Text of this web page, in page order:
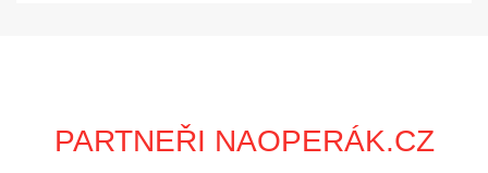
PARTNEŘI NAOPERÁK.CZ